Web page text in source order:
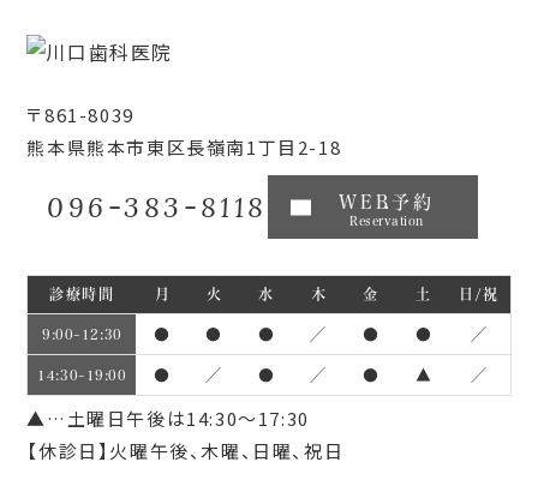
〒861-8039
熊本県熊本市東区長嶺南1丁目2-18
096-383-8118 WEB予約
Reservation
診療時間 月 火 水 木 金 土 日/祝
9:00~12:30 ● ● ● ／ ● ● ／
14:30~19:00 ● ／ ● ／ ● ▲ ／
▲…土曜日午後は14:30～17:30
【休診日】火曜午後、木曜、日曜、祝日